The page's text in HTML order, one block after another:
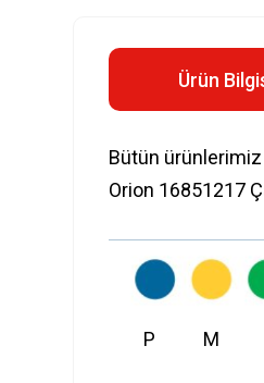
Ürün
Bütün ürünlerimiz
Orion 16851217
P M